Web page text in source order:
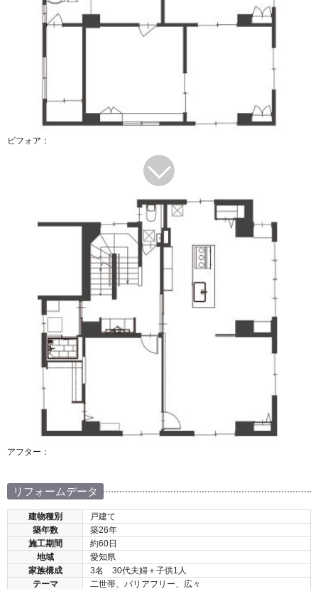
ビフォア：
アフター：
リフォームデータ
建物種別
戸建て
築年数
築26年
施工期間
約60日
地域
愛知県
家族構成
3名 30代夫婦＋子供1人
テーマ
二世帯、バリアフリー、広々